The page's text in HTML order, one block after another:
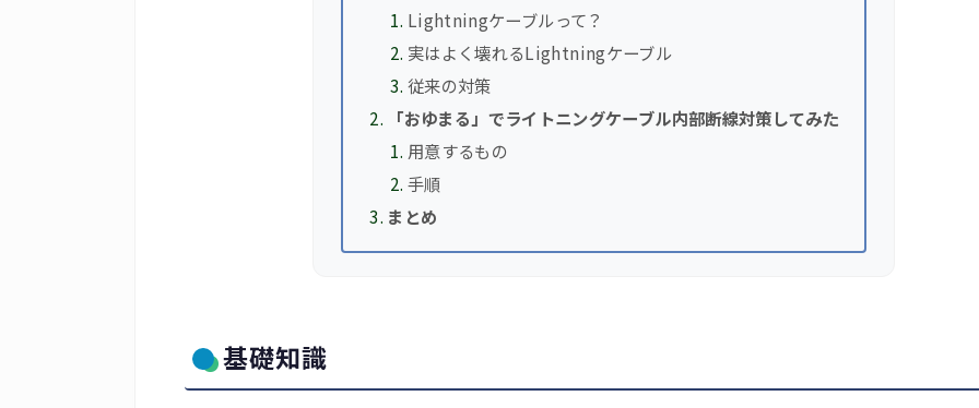
Lightningケーブルって？
実はよく壊れるLightningケーブル
従来の対策
「おゆまる」でライトニングケーブル内部断線対策してみた
用意するもの
手順
まとめ
基礎知識